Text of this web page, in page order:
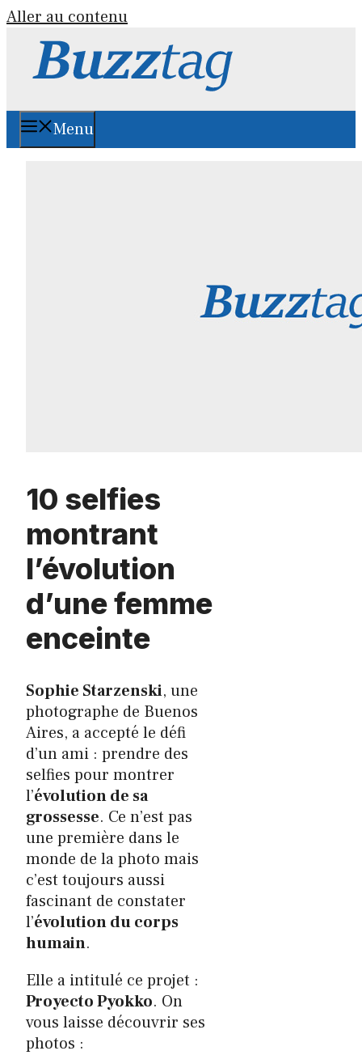
Aller au contenu
Menu
10 selfies
montrant
l’évolution
d’une femme
enceinte
Sophie Starzenski, une
photographe de Buenos
Aires, a accepté le défi
d’un ami : prendre des
selfies pour montrer
l’évolution de sa
grossesse. Ce n’est pas
une première dans le
monde de la photo mais
c’est toujours aussi
fascinant de constater
l’évolution du corps
humain.
Elle a intitulé ce projet :
Proyecto Pyokko. On
vous laisse découvrir ses
photos :